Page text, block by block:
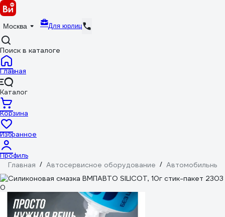
Москва Для юрлиц
Поиск в каталоге
Главная
Каталог
Корзина
Избранное
Профиль
Главная / Автосервисное оборудование / Автомобильные